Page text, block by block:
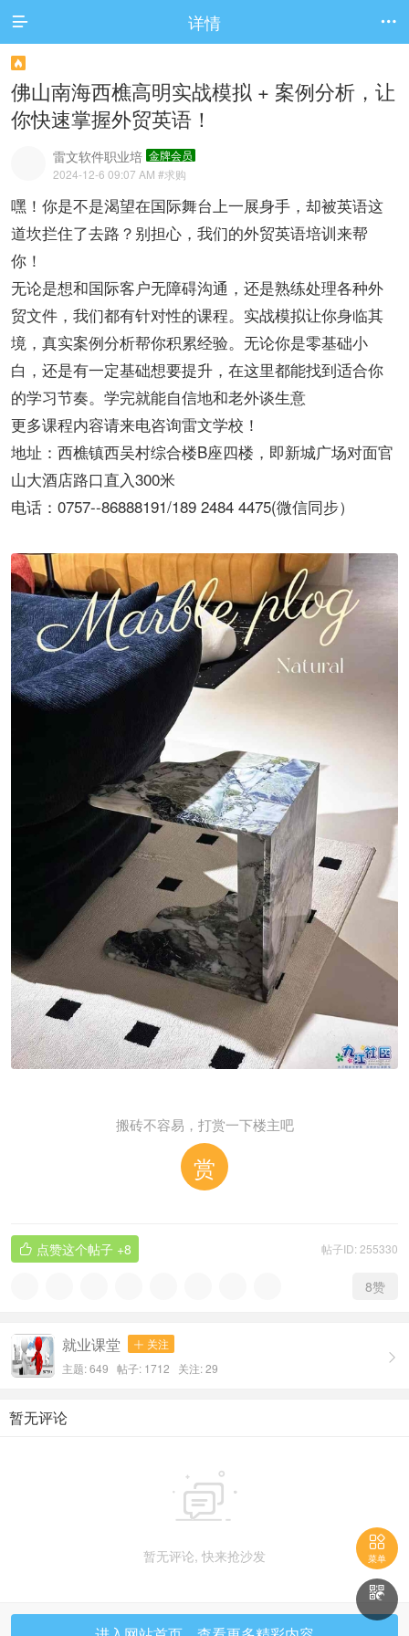
 详情 

佛山南海西樵高明实战模拟 + 案例分析，让
你快速掌握外贸英语！
雷文软件职业培 金牌会员
2024-12-6 09:07 AM #求购
嘿！你是不是渴望在国际舞台上一展身手，却被英语这
道坎拦住了去路？别担心，我们的外贸英语培训来帮
你！
无论是想和国际客户无障碍沟通，还是熟练处理各种外
贸文件，我们都有针对性的课程。实战模拟让你身临其
境，真实案例分析帮你积累经验。无论你是零基础小
白，还是有一定基础想要提升，在这里都能找到适合你
的学习节奏。学完就能自信地和老外谈生意
更多课程内容请来电咨询雷文学校！
地址：西樵镇西吴村综合楼B座四楼，即新城广场对面官
山大酒店路口直入300米
电话：0757--86888191/189 2484 4475(微信同步）
搬砖不容易，打赏一下楼主吧
赏
帖子ID: 255330
 点赞这个帖子 +8
8赞

就业课堂  关注
主题: 649 帖子: 1712 关注:29
暂无评论

暂无评论, 快来抢沙发

菜单
